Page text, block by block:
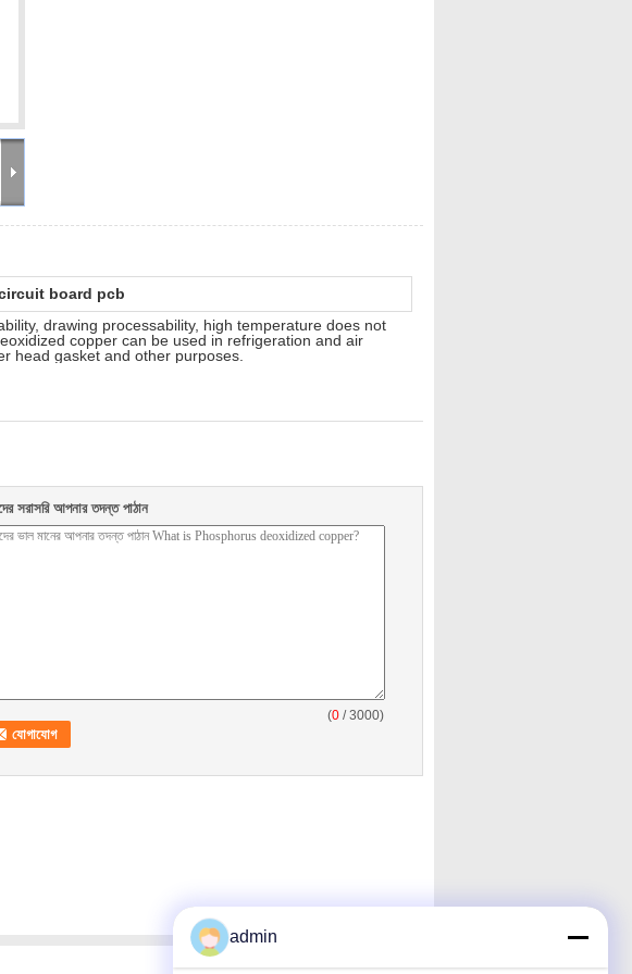
board pcb
drawing processability, high temperature does not
copper can be used in refrigeration and air
head gasket and other purposes.
সরাসরি আপনার তদন্ত পাঠান
(0 / 3000)
admin